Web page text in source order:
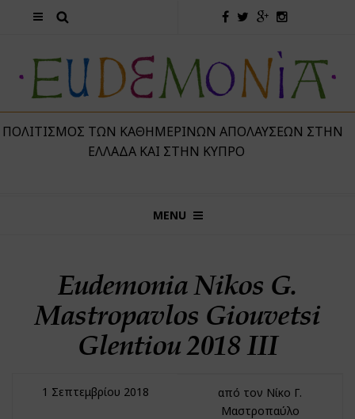
ΤΩΝ ΚΑΘΗΜΕΡΙΝΏΝ ΑΠΟΛΑΎΣΕΩΝ ΣΤΗΝ
ΕΛΛΆΔΑ ΚΑΙ ΣΤΗΝ ΚΎΠΡΟ
MENU
Eudemonia Nikos G.
Mastropavlos Giouvetsi
Glentiou 2018 III
1 Σεπτεμβρίου 2018
από τον Νίκο Γ.
Μαστροπαύλο